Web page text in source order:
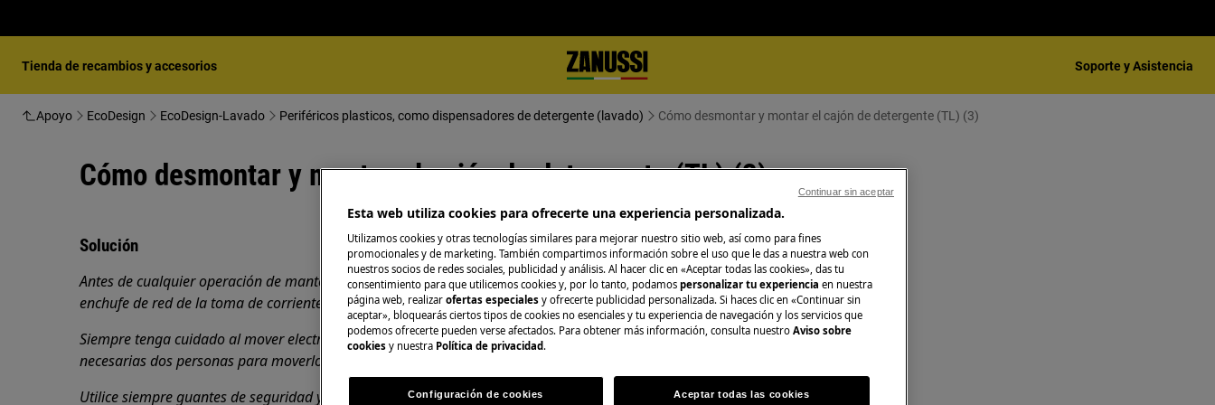
Tienda de recambios y accesorios Soporte y Asistencia
Apoyo EcoDesign EcoDesign-Lavado Periféricos plasticos, como dispensadores de detergente (lavado) Cómo desmontar y montar el cajón de detergente (TL) (3)
Cómo desmontar y montar el cajón de detergente (TL) (3)
Solución
Antes de cualquier operación de mantenimiento, apague el aparato y desconecte el
enchufe de red de la toma de corriente.
Siempre tenga cuidado al mover electrodomésticos, para electrodomésticos pesados son
necesarias dos personas para moverlos.
Utilice siempre guantes de seguridad y calzado cerrado.
Esta web utiliza cookies para ofrecerte una experiencia personalizada.
Utilizamos cookies y otras tecnologías similares para mejorar nuestro sitio web, así como para fines
promocionales y de marketing. También compartimos información sobre el uso que le das a nuestra web con
nuestros socios de redes sociales, publicidad y análisis. Al hacer clic en «Aceptar todas las cookies», das tu
consentimiento para que utilicemos cookies y, por lo tanto, podamos personalizar tu experiencia en nuestra
página web, realizar ofertas especiales y ofrecerte publicidad personalizada. Si haces clic en «Continuar sin
aceptar», bloquearás ciertos tipos de cookies no esenciales y tu experiencia de navegación y los servicios que
podemos ofrecerte pueden verse afectados. Para obtener más información, consulta nuestro Aviso sobre
cookies y nuestra Política de privacidad .
Configuración de cookies Aceptar todas las cookies
Continuar sin aceptar